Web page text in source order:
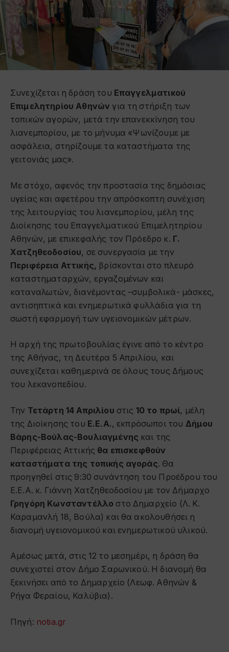
Συνεχίζεται η δράση του Επαγγελματικού
Επιμελητηρίου Αθηνών για τη στήριξη των
τοπικών αγορών, μετά την επανεκκίνηση του
λιανεμπορίου, με το μήνυμα «Ψωνίζουμε με
ασφάλεια, στηρίζουμε τα καταστήματα της
γειτονιάς μας».
Με στόχο, αφενός την προστασία της δημόσιας
υγείας και αφετέρου την απρόσκοπτη συνέχιση
της λειτουργίας του λιανεμπορίου, μέλη της
Διοίκησης του Επαγγελματικού Επιμελητηρίου
Αθηνών, με επικεφαλής τον Πρόεδρο κ. Γ.
Χατζηθεοδοσίου, σε συνεργασία με την
Περιφέρεια Αττικής, βρίσκονται στο πλευρό
καταστηματαρχών, εργαζομένων και
καταναλωτών, διανέμοντας –συμβολικά- μάσκες,
αντισηπτικά και ενημερωτικά φυλλάδια για τη
σωστή εφαρμογή των υγειονομικών μέτρων.
Η αρχή της πρωτοβουλίας έγινε από το κέντρο
της Αθήνας, τη Δευτέρα 5 Απριλίου, και
συνεχίζεται καθημερινά σε όλους τους Δήμους
του λεκανοπεδίου.
Την Τετάρτη 14 Απριλίου στις 10 το πρωί, μέλη
της Διοίκησης του Ε.Ε.Α., εκπρόσωποι του Δήμου
Βάρης-Βούλας-Βουλιαγμένης και της
Περιφέρειας Αττικής θα επισκεφθούν
καταστήματα της τοπικής αγοράς. Θα
προηγηθεί στις 9:30 συνάντηση του Προέδρου του
Ε.Ε.Α. κ. Γιάννη Χατζηθεοδοσίου με τον Δήμαρχο
Γρηγόρη Κωνσταντέλλο στο Δημαρχείο (Λ. Κ.
Καραμανλή 18, Βούλα) και θα ακολουθήσει η
διανομή υγειονομικού και ενημερωτικού υλικού.
Αμέσως μετά, στις 12 το μεσημέρι, η δράση θα
συνεχιστεί στον Δήμο Σαρωνικού. Η διανομή θα
ξεκινήσει από το Δημαρχείο (Λεωφ. Αθηνών &
Ρήγα Φεραίου, Καλύβια).
Πηγή: notia.gr